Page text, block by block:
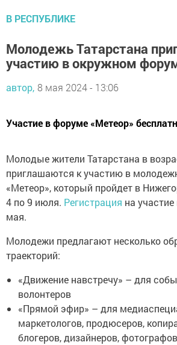
В РЕСПУБЛИКЕ
Молодежь Татарстана
участию в окружном
автор, 8 мая 2024 - 13:06
Участие в форуме «Метеор»
Молодые жители Татарстана в
приглашаются к участию в
«Метеор», который пройдет в
4 по 9 июля. Регистрация на
мая.
Молодежи предлагают несколько
траекторий:
«Движение навстречу» – для
волонтеров
«Прямой эфир» – для
маркетологов, продюсеров,
блогеров, дизайнеров,